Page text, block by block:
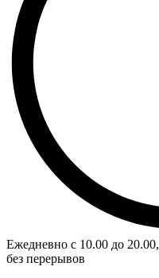
Eжедневно с 10.00 до 20.00,
без перерывов